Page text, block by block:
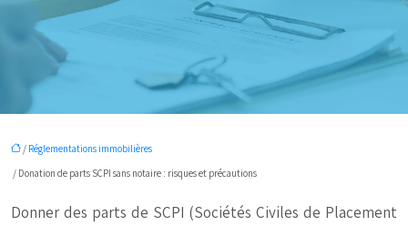
/ Réglementations immobilières
/ Donation de parts SCPI sans notaire : risques et précautions
Donner des parts de SCPI (Sociétés Civiles de Placement